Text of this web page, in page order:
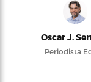
Oscar J.
Periodista